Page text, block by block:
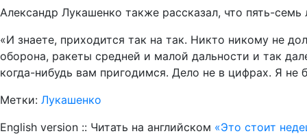
Александр Лукашенко также рассказал, что пять-
«И знаете, приходится так на так. Никто никому не
оборона, ракеты средней и малой дальности и так
когда-нибудь вам пригодимся. Дело не в цифрах. Я не
Метки: Лукашенко
English version :: Читать на английском «Это стоит